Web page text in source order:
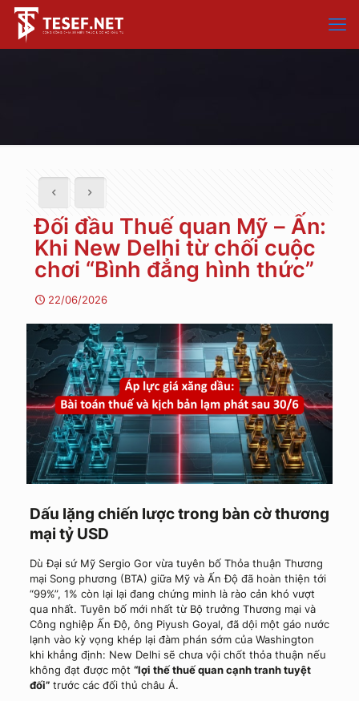
Đối đầu Thuế quan Mỹ – Ấn:
Khi New Delhi từ chối cuộc
chơi “Bình đẳng hình thức”
22/06/2026
Dấu lặng chiến lược trong bàn cờ thương
mại tỷ USD
Dù Đại sứ Mỹ Sergio Gor vừa tuyên bố Thỏa thuận Thương
mại Song phương (BTA) giữa Mỹ và Ấn Độ đã hoàn thiện tới
“99%”, 1% còn lại lại đang chứng minh là rào cản khó vượt
qua nhất. Tuyên bố mới nhất từ Bộ trưởng Thương mại và
Công nghiệp Ấn Độ, ông Piyush Goyal, đã dội một gáo nước
lạnh vào kỳ vọng khép lại đàm phán sớm của Washington
khi khẳng định: New Delhi sẽ chưa vội chốt thỏa thuận nếu
không đạt được một “lợi thế thuế quan cạnh tranh tuyệt
đối”trước các đối thủ châu Á.